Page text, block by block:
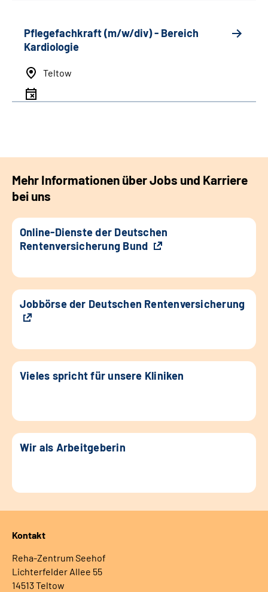
Pflegefachkraft (m/w/div) - Bereich
Kardiologie
Teltow
Mehr Informationen über Jobs und Karriere
bei uns
Online-Dienste der Deutschen
Rentenversicherung Bund
Jobbörse der Deutschen Rentenversicherung
Vieles spricht für unsere Kliniken
Wir als Arbeitgeberin
Kontakt
Reha-Zentrum Seehof
Lichterfelder Allee 55
14513 Teltow